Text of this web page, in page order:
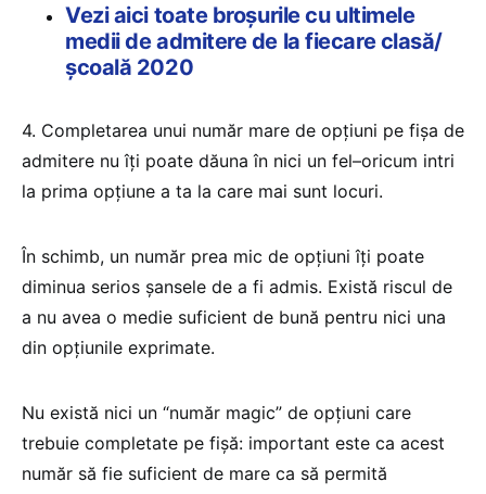
Vezi aici toate broșurile cu ultimele
medii de admitere de la fiecare clasă/
școală 2020
4. Completarea unui număr mare de opţiuni pe fişa de
admitere nu îţi poate dăuna în nici un fel–oricum intri
la prima opţiune a ta la care mai sunt locuri.
În schimb, un număr prea mic de opţiuni îţi poate
diminua serios şansele de a fi admis. Există riscul de
a nu avea o medie suficient de bună pentru nici una
din opţiunile exprimate.
Nu există nici un “număr magic” de opţiuni care
trebuie completate pe fişă: important este ca acest
număr să fie suficient de mare ca să permită